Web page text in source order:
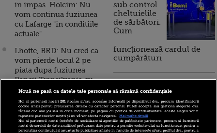
in impas. Holcim: Nu
vom continua fuziunea
cu Lafarge "in conditiile
actuale"
Lhotte, BRD: Nu cred ca
vom pierde locul 2 pe
piata dupa fuziunea
Bancii Transilvania cu
Volksbank
PwC: Piata de fuziuni si
achizitii din Romania s-a
mentinut anul trecut la
sub control
cheltuielile
de sărbători.
Cum
funcționează cardul de
cumpărături
TV de informații
economice și educație
financiară, a devenit iBani
Nouă ne pasă ca datele tale personale să rămână confidențiale
Noi și partenerii noștri201stocăm și/sau accesăm informații pe dispozitivul dvs., precum identificatorii
cookie unici pentru prelucrarea datelor cu caracter personal. Puteți accepta sau gestiona alegerile dvs.
făcând clic mai jos sau în orice moment, pe pagina cu politica de confidențialitate. Aceste alegeri vor fi
raportate partenerilor noștri și nu vă vor afecta navigarea.
Mai multe detalii
Noi si partenerii nostri (retelele de socializare si agentiile de publicitate partenere, precum si furnizorii
nostri de servicii de date analitice) prelucram date pentru a permite website-ului sa functioneze, pentru a
personaliza continutul si anunturile publicitare afisate in functie de interesele si/sau profilul dvs., pentru a